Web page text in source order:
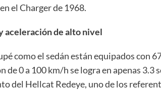
el Charger de 1968.
aceleración de alto nivel
como el sedán están equipados con
de 0 a 100 km/h se logra en apenas
del Hellcat Redeye, uno de los